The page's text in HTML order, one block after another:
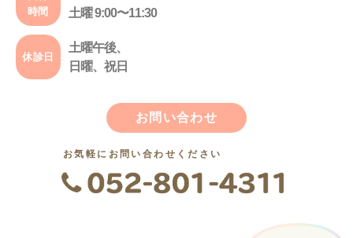
時間
土曜 9:00〜11:30
休診日
土曜午後、
日曜、祝日
お問い合わせ
お気軽にお問い合わせください